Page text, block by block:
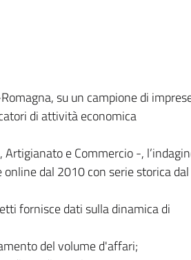
su un campione di
di attività economica
e Commercio -,
dal 2010 con serie storica dal
fornisce dati sulla dinamica di
del volume d'affari;